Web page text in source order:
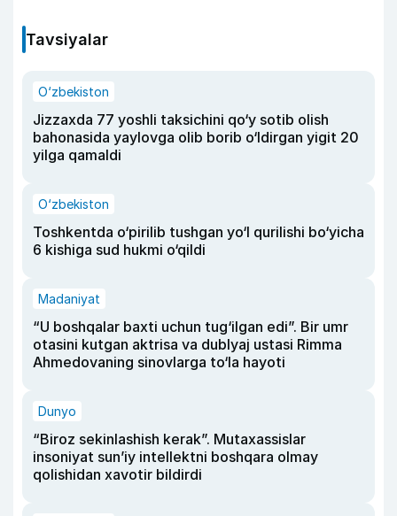
Tavsiyalar
O‘zbekiston
Jizzaxda 77 yoshli taksichini qo‘y sotib olish
bahonasida yaylovga olib borib o‘ldirgan yigit 20
yilga qamaldi
O‘zbekiston
Toshkentda o‘pirilib tushgan yo‘l qurilishi bo‘yicha
6 kishiga sud hukmi o‘qildi
Madaniyat
“U boshqalar baxti uchun tug‘ilgan edi”. Bir umr
otasini kutgan aktrisa va dublyaj ustasi Rimma
Ahmedovaning sinovlarga to‘la hayoti
Dunyo
“Biroz sekinlashish kerak”. Mutaxassislar
insoniyat sun’iy intellektni boshqara olmay
qolishidan xavotir bildirdi